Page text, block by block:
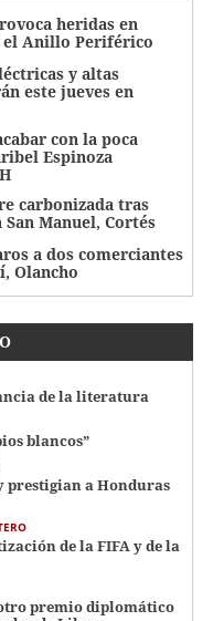
heridas en
el Anillo Periférico
y altas
este jueves en
con la poca
Espinoza
carbonizada tras
Manuel, Cortés
a dos comerciantes
Olancho
de la literatura
blancos”
prestigian a Honduras
de la FIFA y de la
premio diplomático